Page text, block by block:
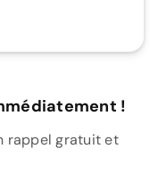
!
rappel gratuit et